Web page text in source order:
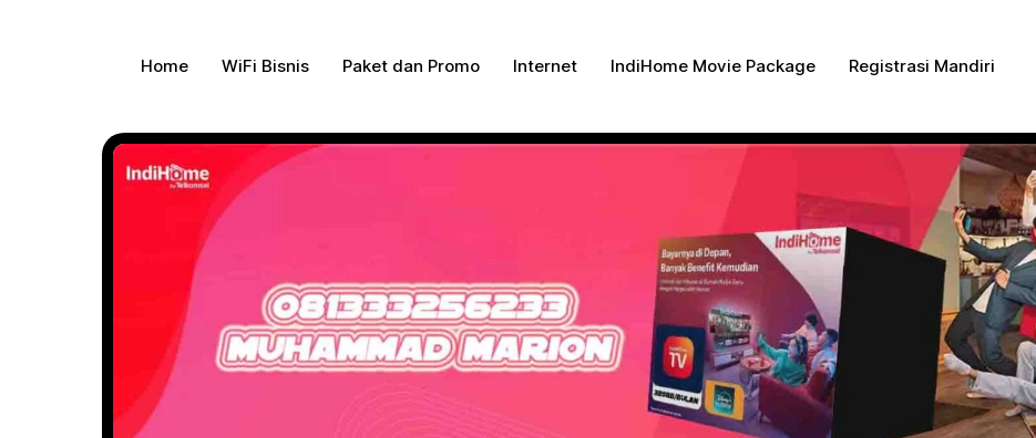
Home WiFi Bisnis Paket dan Promo Internet IndiHome Movie Package Registrasi Mandiri